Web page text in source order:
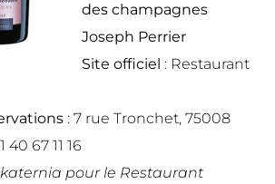
des champagnes
Joseph Perrier
Site officiel : Restaurant
: 7 rue Tronchet, 75008
40 67 11 16
pour le Restaurant